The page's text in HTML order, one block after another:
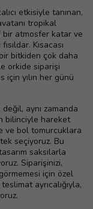
etkisiyle tanınan,
tropikal
bir atmosfer katar ve
Kısacası
bitkiden çok daha
orkide siparişi
için yılın her günü
aynı zamanda
bilinciyle hareket
ve bol tomurcuklara
seçiyoruz. Bu
saksılarla
Siparişinizi,
için özel
ayrıcalığıyla,